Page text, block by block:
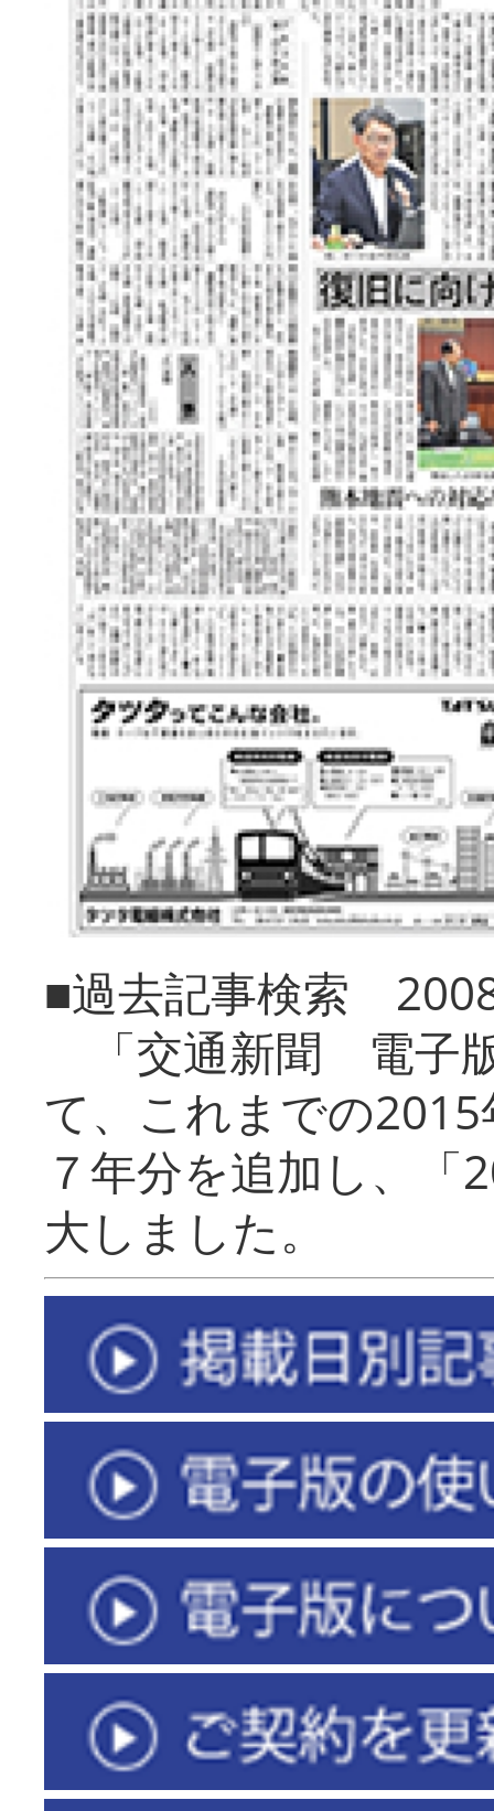
■過去記事検索
「交通新聞 電子
て、これまでの
７年分を追加し、「
大しまし